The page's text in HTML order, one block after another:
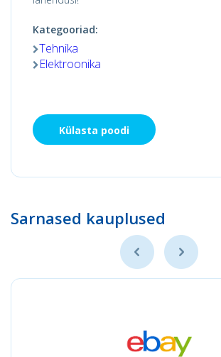
Kategooriad:
Tehnika
Elektroonika
Külasta poodi
Sarnased kauplused